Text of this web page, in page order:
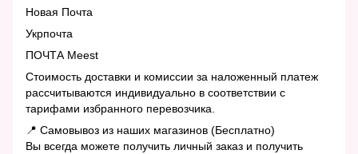
Новая Почта
Укрпочта
ПОЧТА Meest
Стоимость доставки и комиссии за наложенный платеж
рассчитываются индивидуально в соответствии с
тарифами избранного перевозчика.
📍 Самовывоз из наших магазинов (Бесплатно)
Вы всегда можете получить личный заказ и получить